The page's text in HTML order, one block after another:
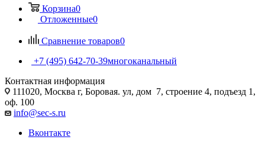
Корзина0
Отложенные0
Сравнение товаров0
+7 (495) 642-70-39многоканальный
Контактная информация
111020, Москва г, Боровая. ул, дом 7, строение 4, подъезд 1,
оф. 100
info@sec-s.ru
Вконтакте